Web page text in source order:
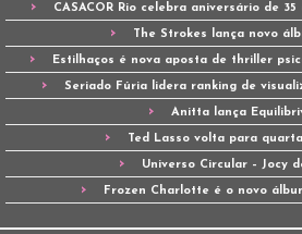
CASACOR Rio celebra aniversário de
The Strokes lança novo
Estilhaços é nova aposta de thriller
Seriado Fúria lidera ranking de
Anitta lança
Ted Lasso volta para
Universo Circular – Jocy
Frozen Charlotte é o novo